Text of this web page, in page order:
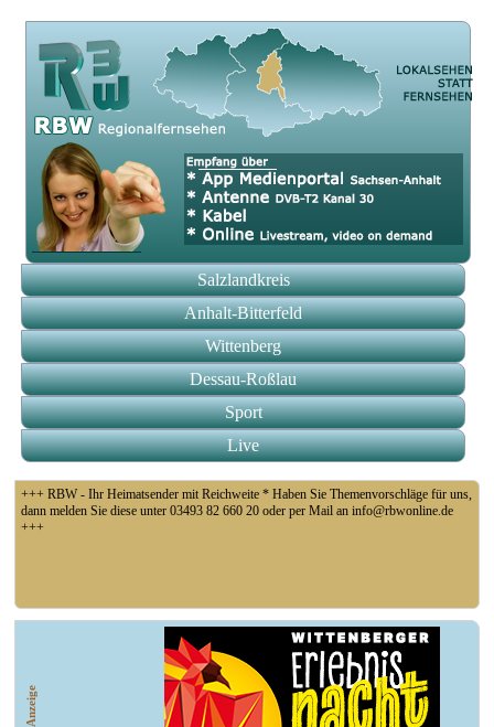
Salzlandkreis
Anhalt-Bitterfeld
Wittenberg
Dessau-Roßlau
Sport
Live
+++ RBW - Ihr Heimatsender mit Reichweite * Haben Sie Themenvorschläge für uns,
dann melden Sie diese unter 03493 82 660 20 oder per Mail an info@rbwonline.de
+++
+++ Fußball Oberliga Süd 1. Spieltag: SG Union Sandersdorf - VfB 1921 Krieschow,
Anzeige